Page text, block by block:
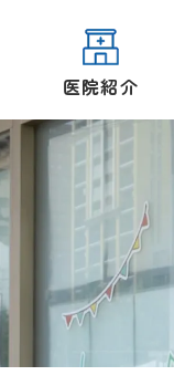
医院紹介
院長紹介
初めての方へ